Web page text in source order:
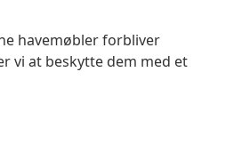
havemøbler forbliver
vi at beskytte dem med et